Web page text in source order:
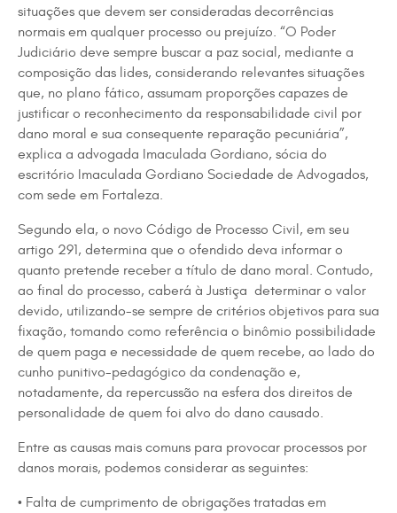
situações que devem ser consideradas decorrências
normais em qualquer processo ou prejuízo. “O Poder
Judiciário deve sempre buscar a paz social, mediante a
composição das lides, considerando relevantes situações
que, no plano fático, assumam proporções capazes de
justificar o reconhecimento da responsabilidade civil por
dano moral e sua consequente reparação pecuniária”,
explica a advogada Imaculada Gordiano, sócia do
escritório Imaculada Gordiano Sociedade de Advogados,
com sede em Fortaleza.
Segundo ela, o novo Código de Processo Civil, em seu
artigo 291, determina que o ofendido deva informar o
quanto pretende receber a título de dano moral. Contudo,
ao final do processo, caberá à Justiça determinar o valor
devido, utilizando-se sempre de critérios objetivos para sua
fixação, tomando como referência o binômio possibilidade
de quem paga e necessidade de quem recebe, ao lado do
cunho punitivo-pedagógico da condenação e,
notadamente, da repercussão na esfera dos direitos de
personalidade de quem foi alvo do dano causado.
Entre as causas mais comuns para provocar processos por
danos morais, podemos considerar as seguintes:
• Falta de cumprimento de obrigações tratadas em